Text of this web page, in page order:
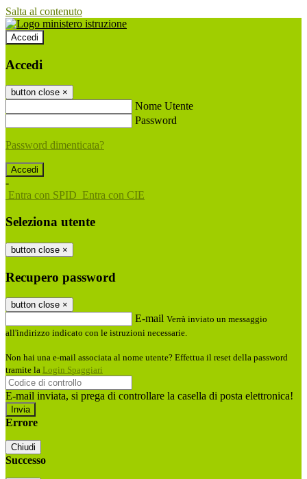
Salta al contenuto
Accedi
Accedi
button close ×
Nome Utente
Password
Password dimenticata?
-
Entra con SPID Entra con CIE
Seleziona utente
button close ×
Recupero password
button close ×
E-mail Verrà inviato un messaggio
all'indirizzo indicato con le istruzioni necessarie.
Non hai una e-mail associata al nome utente? Effettua il reset della password
tramite la Login Spaggiari
E-mail inviata, si prega di controllare la casella di posta elettronica!
Errore
Chiudi
Successo